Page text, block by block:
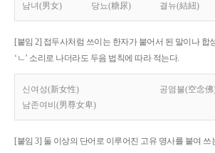
남녀(男女) 당뇨(糖尿) 결뉴(結紐)
[붙임 2] 접두사처럼 쓰이는 한자가 붙어서 된 말이나 합
‘ㄴ’ 소리로 나더라도 두음 법칙에 따라 적는다.
신여성(新女性)
공염불(空念佛
남존여비(男尊女卑)
[붙임 3] 둘 이상의 단어로 이루어진 고유 명사를 붙여 쓰